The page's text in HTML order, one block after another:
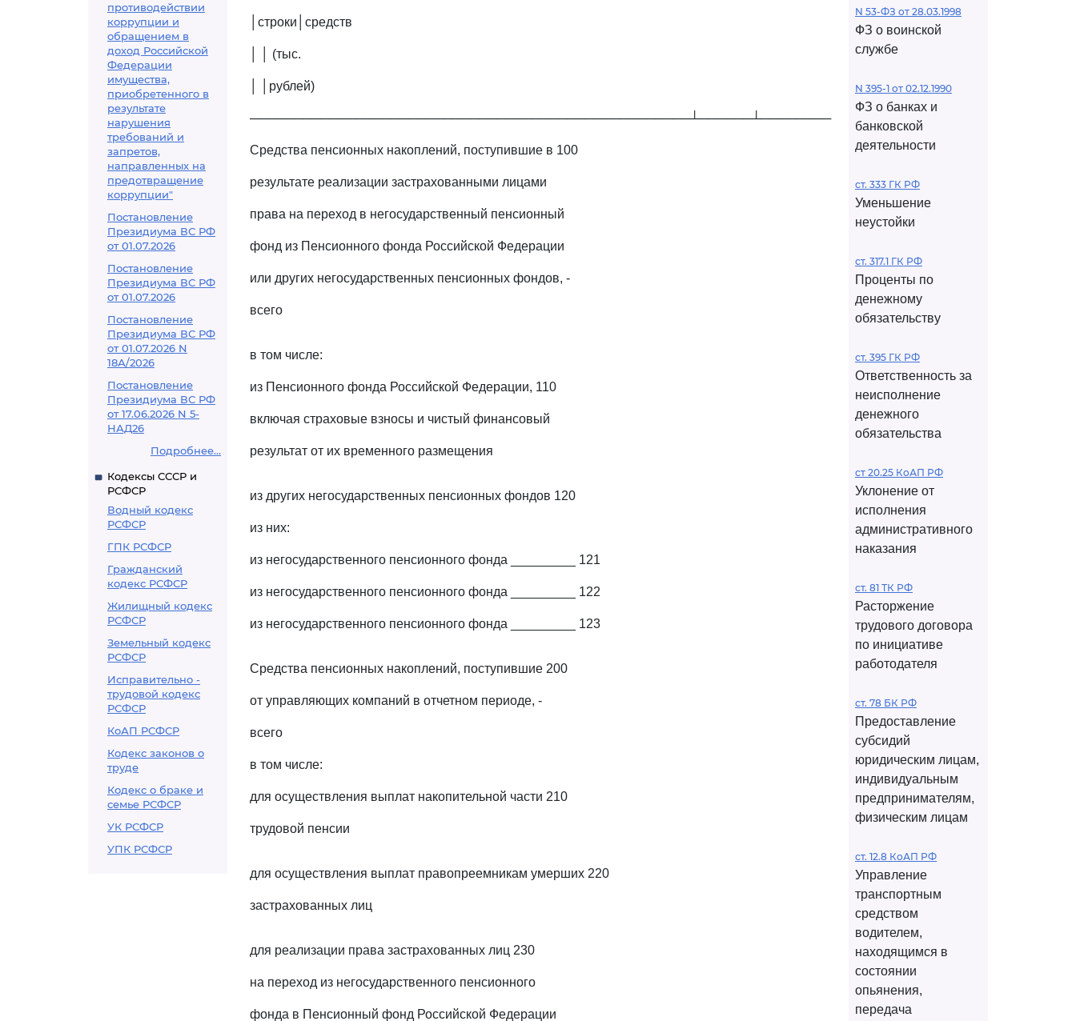
противодействии
коррупции и
обращением в
доход Российской
Федерации
имущества,
приобретенного в
результате
нарушения
требований и
запретов,
направленных на
предотвращение
коррупции"
Постановление
Президиума ВС РФ
от 01.07.2026
Постановление
Президиума ВС РФ
от 01.07.2026
Постановление
Президиума ВС РФ
от 01.07.2026 N
18А/2026
Постановление
Президиума ВС РФ
от 17.06.2026 N 5-
НАД26
Подробнее...
Кодексы СССР и
РСФСР
Водный кодекс
РСФСР
ГПК РСФСР
Гражданский
кодекс РСФСР
Жилищный кодекс
РСФСР
Земельный кодекс
РСФСР
Исправительно -
трудовой кодекс
РСФСР
КоАП РСФСР
Кодекс законов о
труде
Кодекс о браке и
семье РСФСР
УК РСФСР
УПК РСФСР
│строки│средств
│ │ (тыс.
│ │рублей)
──────────────────────────────────────────────────┴──────┴────────
Средства пенсионных накоплений, поступившие в 100
результате реализации застрахованными лицами
права на переход в негосударственный пенсионный
фонд из Пенсионного фонда Российской Федерации
или других негосударственных пенсионных фондов, -
всего
в том числе:
из Пенсионного фонда Российской Федерации, 110
включая страховые взносы и чистый финансовый
результат от их временного размещения
из других негосударственных пенсионных фондов 120
из них:
из негосударственного пенсионного фонда _________ 121
из негосударственного пенсионного фонда _________ 122
из негосударственного пенсионного фонда _________ 123
Средства пенсионных накоплений, поступившие 200
от управляющих компаний в отчетном периоде, -
всего
в том числе:
для осуществления выплат накопительной части 210
трудовой пенсии
для осуществления выплат правопреемникам умерших 220
застрахованных лиц
для реализации права застрахованных лиц 230
на переход из негосударственного пенсионного
фонда в Пенсионный фонд Российской Федерации
N 53-ФЗ от 28.03.1998
ФЗ о воинской
службе
N 395-1 от 02.12.1990
ФЗ о банках и
банковской
деятельности
ст. 333 ГК РФ
Уменьшение
неустойки
ст. 317.1 ГК РФ
Проценты по
денежному
обязательству
ст. 395 ГК РФ
Ответственность за
неисполнение
денежного
обязательства
ст 20.25 КоАП РФ
Уклонение от
исполнения
административного
наказания
ст. 81 ТК РФ
Расторжение
трудового договора
по инициативе
работодателя
ст. 78 БК РФ
Предоставление
субсидий
юридическим лицам,
индивидуальным
предпринимателям,
физическим лицам
ст. 12.8 КоАП РФ
Управление
транспортным
средством
водителем,
находящимся в
состоянии
опьянения,
передача